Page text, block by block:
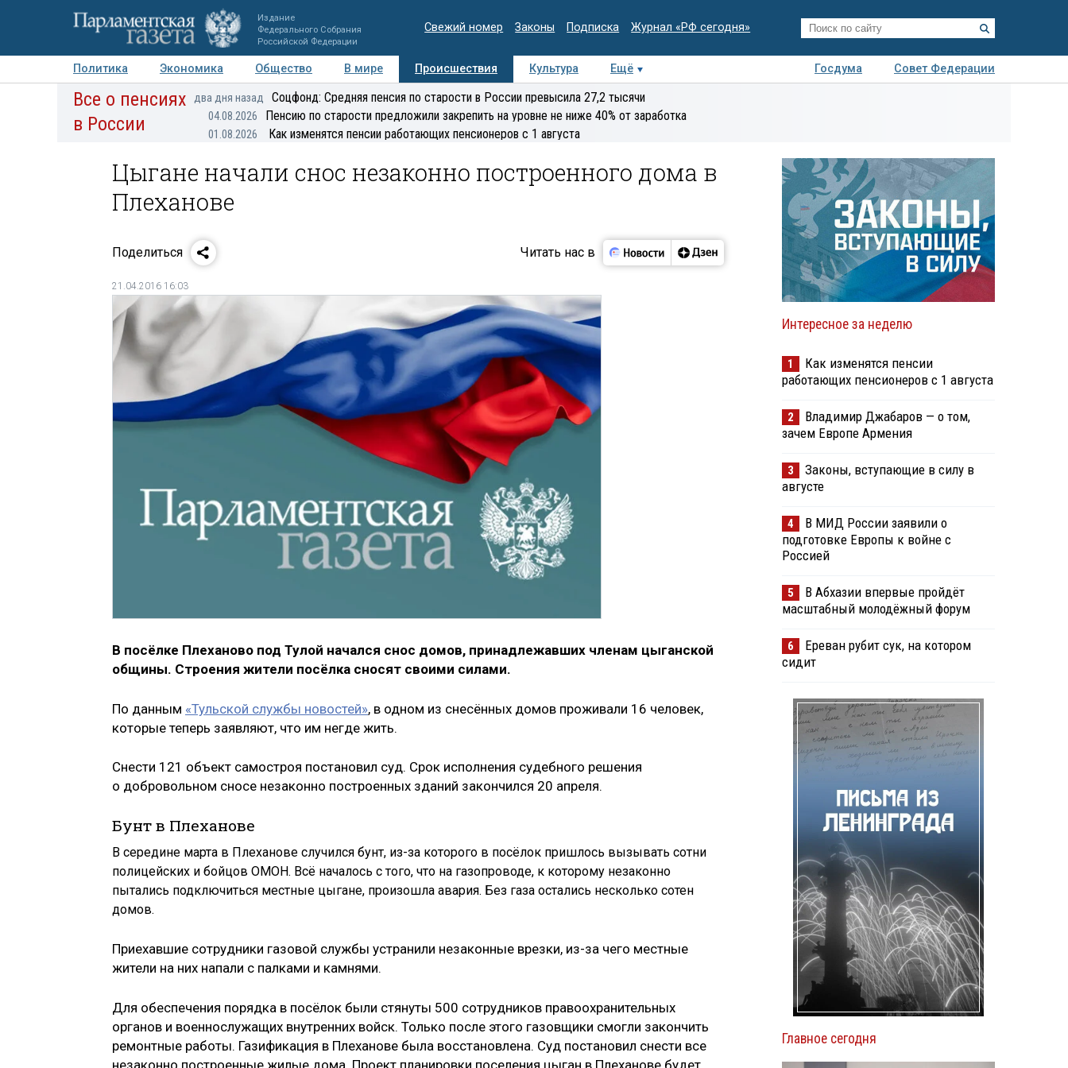
Издание
Федерального Собрания
Российской Федерации
Свежий номер Законы Подписка Журнал «РФ сегодня»
Политика Экономика Общество В мире Происшествия Культура Ещё Госдума
Совет Федерации
Авторы Персоны Мнения Регионы Медиацентр Интервью Колумнисты
Все о пенсиях
в России
два дня назад Соцфонд: Средняя пенсия по старости в России превысила 27,2 тысячи
04.08.2026 Пенсию по старости предложили закрепить на уровне не ниже 40% от заработка
01.08.2026 Как изменятся пенсии работающих пенсионеров с 1 августа
Цыгане начали снос незаконно построенного дома в
Плеханове
Поделиться Читать нас в
21.04.2016 16:03
В посёлке Плеханово под Тулой начался снос домов, принадлежавших членам цыганской
общины. Строения жители посёлка сносят своими силами.
По данным «Тульской службы новостей», в одном из снесённых домов проживали 16 человек,
которые теперь заявляют, что им негде жить.
Снести 121 объект самостроя постановил суд. Срок исполнения судебного решения
о добровольном сносе незаконно построенных зданий закончился 20 апреля.
Бунт в Плеханове
В середине марта в Плеханове случился бунт, из-за которого в посёлок пришлось вызывать сотни
полицейских и бойцов ОМОН. Всё началось с того, что на газопроводе, к которому незаконно
пытались подключиться местные цыгане, произошла авария. Без газа остались несколько сотен
домов.
Приехавшие сотрудники газовой службы устранили незаконные врезки, из-за чего местные
жители на них напали с палками и камнями.
Для обеспечения порядка в посёлок были стянуты 500 сотрудников правоохранительных
органов и военнослужащих внутренних войск. Только после этого газовщики смогли закончить
ремонтные работы. Газификация в Плеханове была восстановлена. Суд постановил снести все
незаконно построенные жилые дома. Проект планировки поселения цыган в Плеханове будет
Интересное за неделю
1
Как изменятся пенсии
работающих пенсионеров с 1 августа
2
Владимир Джабаров — о том,
зачем Европе Армения
3
Законы, вступающие в силу в
августе
4
В МИД России заявили о
подготовке Европы к войне с
Россией
5
В Абхазии впервые пройдёт
масштабный молодёжный форум
6
Ереван рубит сук, на котором
сидит
Главное сегодня